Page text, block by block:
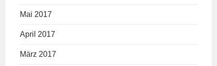
Mai 2017
April 2017
März 2017